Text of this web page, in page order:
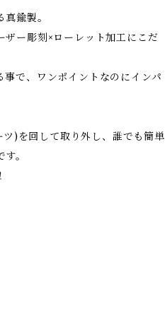
鍮製。
ザー彫刻×ローレット加工にこだ
で、ワンポイントなのにインパ
)を回して取り外し、誰でも簡単
。